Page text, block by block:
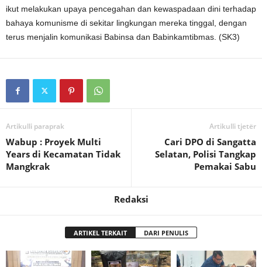
ikut melakukan upaya pencegahan dan kewaspadaan dini terhadap
bahaya komunisme di sekitar lingkungan mereka tinggal, dengan
terus menjalin komunikasi Babinsa dan Babinkamtibmas. (SK3)
Artikulli paraprak
Wabup : Proyek Multi
Years di Kecamatan Tidak
Mangkrak
Artikulli tjetër
Cari DPO di Sangatta
Selatan, Polisi Tangkap
Pemakai Sabu
Redaksi
ARTIKEL TERKAIT DARI PENULIS